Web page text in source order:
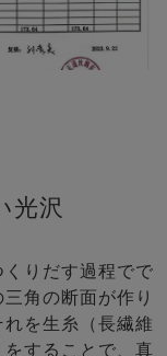
光沢
りだす過程でで
角の断面が作り
を生糸（長繊維
することで、真